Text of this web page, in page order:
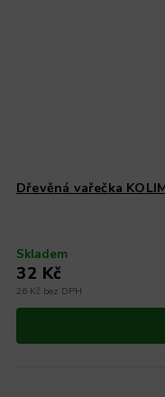
Dřevěná vařečka
Skladem
26 Kč bez DPH
32 Kč